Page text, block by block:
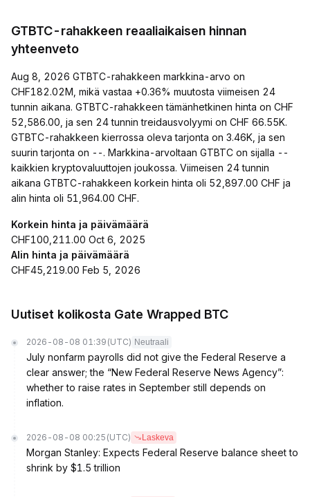
GTBTC-rahakkeen reaaliaikaisen hinnan
yhteenveto
Aug 8, 2026 GTBTC-rahakkeen markkina-arvo on
CHF182.02M, mikä vastaa +0.36% muutosta viimeisen 24
tunnin aikana. GTBTC-rahakkeen tämänhetkinen hinta on CHF
52,586.00, ja sen 24 tunnin treidausvolyymi on CHF 66.55K.
GTBTC-rahakkeen kierrossa oleva tarjonta on 3.46K, ja sen
suurin tarjonta on --. Markkina-arvoltaan GTBTC on sijalla --
kaikkien kryptovaluuttojen joukossa. Viimeisen 24 tunnin
aikana GTBTC-rahakkeen korkein hinta oli 52,897.00 CHF ja
alin hinta oli 51,964.00 CHF.
Korkein hinta ja päivämäärä
CHF100,211.00 Oct 6, 2025
Alin hinta ja päivämäärä
CHF45,219.00 Feb 5, 2026
Uutiset kolikosta Gate Wrapped BTC
2026-08-08 01:39 (UTC) Neutraali
July nonfarm payrolls did not give the Federal Reserve a
clear answer; the “New Federal Reserve News Agency”:
whether to raise rates in September still depends on
inflation.
2026-08-08 00:25 (UTC) Laskeva
Morgan Stanley: Expects Federal Reserve balance sheet to
shrink by $1.5 trillion